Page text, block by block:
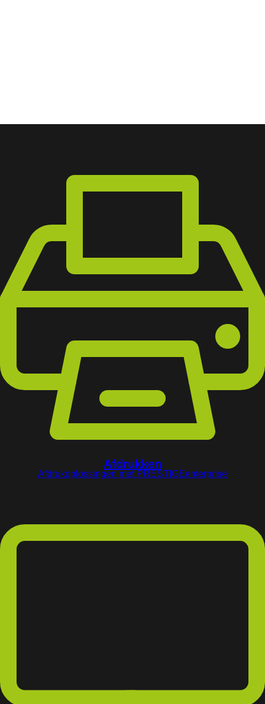
Afdrukken
Afdrukoplossingen met PRESTIGEenterprise